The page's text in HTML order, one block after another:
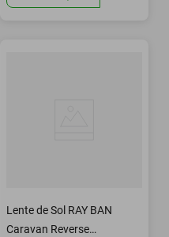
Lente de Sol RAY BAN
Caravan Reverse